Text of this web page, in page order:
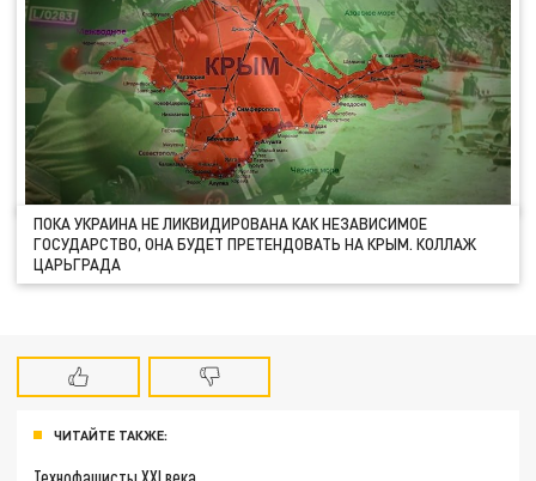
ПОКА УКРАИНА НЕ ЛИКВИДИРОВАНА КАК НЕЗАВИСИМОЕ
ГОСУДАРСТВО, ОНА БУДЕТ ПРЕТЕНДОВАТЬ НА КРЫМ. КОЛЛАЖ
ЦАРЬГРАДА
ЧИТАЙТЕ ТАКЖЕ: